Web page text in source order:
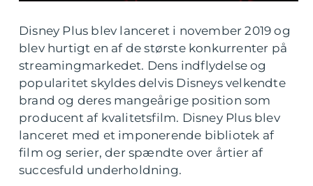
Disney Plus blev lanceret i november 2019 og
blev hurtigt en af de største konkurrenter på
streamingmarkedet. Dens indflydelse og
popularitet skyldes delvis Disneys velkendte
brand og deres mangeårige position som
producent af kvalitetsfilm. Disney Plus blev
lanceret med et imponerende bibliotek af
film og serier, der spændte over årtier af
succesfuld underholdning.